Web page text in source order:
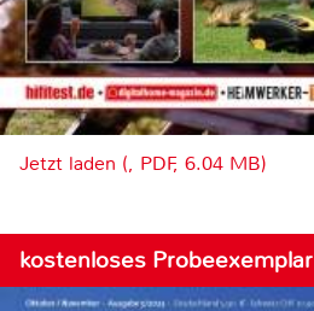
Jetzt laden (, PDF, 6.04 MB)
kostenloses Probeexemplar